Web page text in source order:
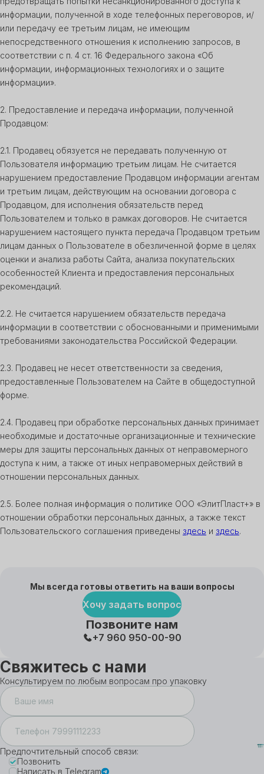
информации, полученной в ходе телефонных переговоров, и/
или передачу ее третьим лицам, не имеющим
непосредственного отношения к исполнению запросов, в
соответствии с п. 4 ст. 16 Федерального закона «Об
информации, информационных технологиях и о защите
информации».
2. Предоставление и передача информации, полученной
Продавцом:
2.1. Продавец обязуется не передавать полученную от
Пользователя информацию третьим лицам. Не считается
нарушением предоставление Продавцом информации агентам
и третьим лицам, действующим на основании договора с
Продавцом, для исполнения обязательств перед
Пользователем и только в рамках договоров. Не считается
нарушением настоящего пункта передача Продавцом третьим
лицам данных о Пользователе в обезличенной форме в целях
оценки и анализа работы Сайта, анализа покупательских
особенностей Клиента и предоставления персональных
рекомендаций.
2.2. Не считается нарушением обязательств передача
информации в соответствии с обоснованными и применимыми
требованиями законодательства Российской Федерации.
2.3. Продавец не несет ответственности за сведения,
предоставленные Пользователем на Сайте в общедоступной
форме.
2.4. Продавец при обработке персональных данных принимает
необходимые и достаточные организационные и технические
меры для защиты персональных данных от неправомерного
доступа к ним, а также от иных неправомерных действий в
отношении персональных данных.
2.5. Более полная информация о политике ООО «ЭлитПласт+» в
отношении обработки персональных данных, а также текст
Пользовательского соглашения приведены здесь и здесь.
Мы всегда готовы ответить на ваши вопросы
Хочу задать вопрос
Позвоните нам
+7 960 950-00-90
Свяжитесь с нами
Консультируем по любым вопросам про упаковку
Предпочтительный способ связи:
Позвонить
Написать в Telegram